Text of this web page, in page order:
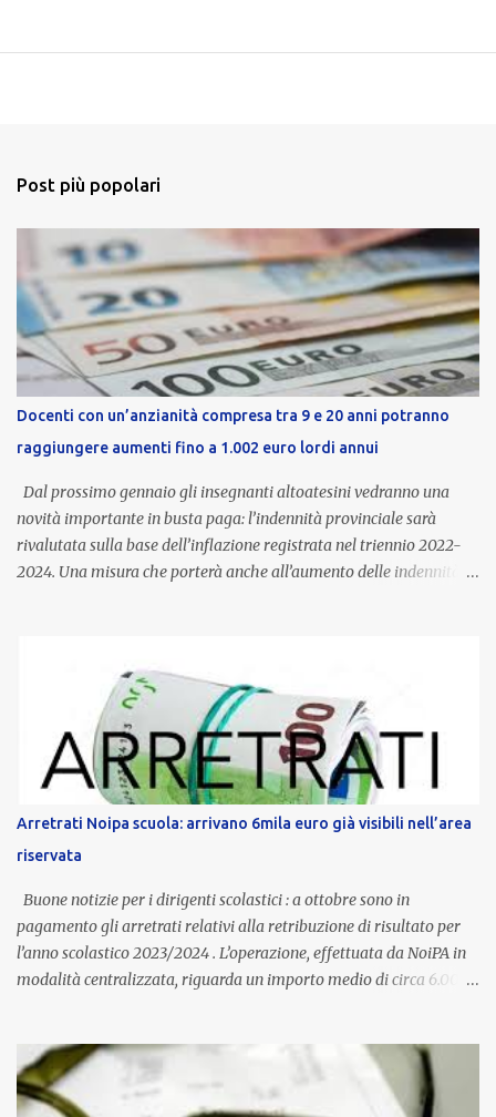
Post più popolari
Docenti con un’anzianità compresa tra 9 e 20 anni potranno
raggiungere aumenti fino a 1.002 euro lordi annui
Dal prossimo gennaio gli insegnanti altoatesini vedranno una
novità importante in busta paga: l’indennità provinciale sarà
rivalutata sulla base dell’inflazione registrata nel triennio 2022-
2024. Una misura che porterà anche all’aumento delle indennità di
dedicato alle donne vittime di violenza di genere, in linea con la
normativa nazionale e con l’obiettivo di offrire maggiore tutela e
supporto in situazioni delicate. L’indennità provinciale per i docenti
è un unicum in Italia: si tratta di una misura esclusiva della
Provincia autonoma di Bolzano, che integra in maniera stabile lo
stipendio nazionale grazie alle prerogative garantite
dall’autonomia locale. Non è un bonus temporaneo né un
compenso accessorio, ma una voce strutturale di retribuzione,
aggiornata periodicamente in base al cost...
Arretrati Noipa scuola: arrivano 6mila euro già visibili nell’area
riservata
Buone notizie per i dirigenti scolastici : a ottobre sono in
pagamento gli arretrati relativi alla retribuzione di risultato per
l’anno scolastico 2023/2024 . L’operazione, effettuata da NoiPA in
modalità centralizzata, riguarda un importo medio di circa 6.000
ordinaria di ottobre . Cos’è la retribuzione di risultato La
retribuzione di risultato rappresenta la parte variabile dello
stipendio dei dirigenti scolastici. Viene corrisposta per valorizzare